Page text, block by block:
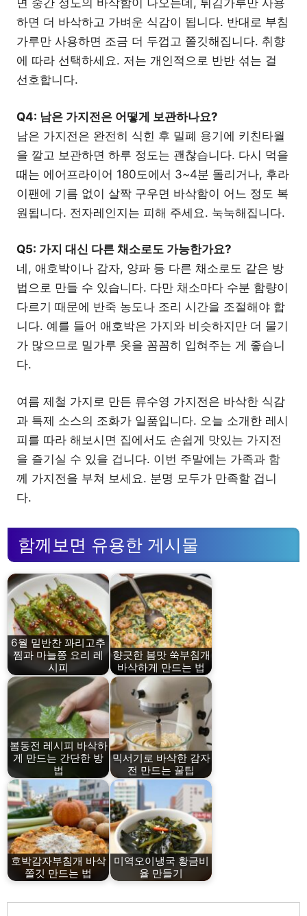
면 중간 정도의 바삭함이 나오는데, 튀김가루만 사용
하면 더 바삭하고 가벼운 식감이 됩니다. 반대로 부침
가루만 사용하면 조금 더 두껍고 쫄깃해집니다. 취향
에 따라 선택하세요. 저는 개인적으로 반반 섞는 걸
선호합니다.
Q4: 남은 가지전은 어떻게 보관하나요?
남은 가지전은 완전히 식힌 후 밀폐 용기에 키친타월
을 깔고 보관하면 하루 정도는 괜찮습니다. 다시 먹을
때는 에어프라이어 180도에서 3~4분 돌리거나, 후라
이팬에 기름 없이 살짝 구우면 바삭함이 어느 정도 복
원됩니다. 전자레인지는 피해 주세요. 눅눅해집니다.
Q5: 가지 대신 다른 채소로도 가능한가요?
네, 애호박이나 감자, 양파 등 다른 채소로도 같은 방
법으로 만들 수 있습니다. 다만 채소마다 수분 함량이
다르기 때문에 반죽 농도나 조리 시간을 조절해야 합
니다. 예를 들어 애호박은 가지와 비슷하지만 더 물기
가 많으므로 밀가루 옷을 꼼꼼히 입혀주는 게 좋습니
다.
여름 제철 가지로 만든 류수영 가지전은 바삭한 식감
과 특제 소스의 조화가 일품입니다. 오늘 소개한 레시
피를 따라 해보시면 집에서도 손쉽게 맛있는 가지전
을 즐기실 수 있을 겁니다. 이번 주말에는 가족과 함
께 가지전을 부쳐 보세요. 분명 모두가 만족할 겁니
다.
함께보면 유용한 게시물
6월 밑반찬 꽈리고추
찜과 마늘쫑 요리 레
시피
향긋한 봄맛 쑥부침개
바삭하게 만드는 법
봄동전 레시피 바삭하
게 만드는 간단한 방
법
믹서기로 바삭한 감자
전 만드는 꿀팁
호박감자부침개 바삭
쫄깃 만드는 법
미역오이냉국 황금비
율 만들기